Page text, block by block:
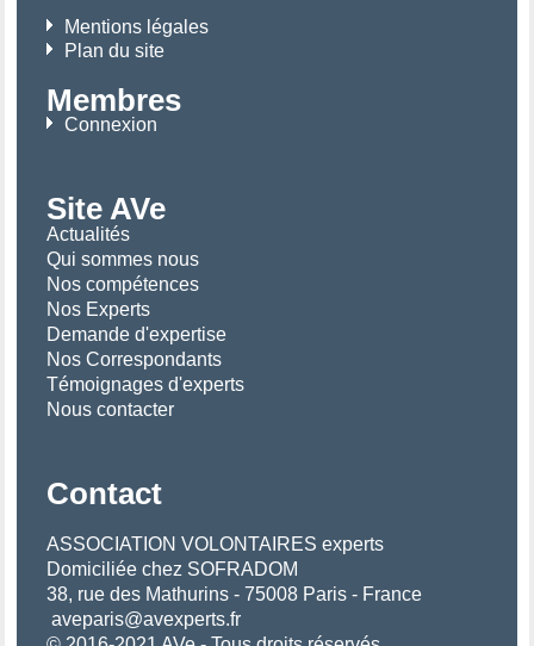
Mentions légales
Plan du site
Membres
Connexion
Site AVe
Actualités
Qui sommes nous
Nos compétences
Nos Experts
Demande d'expertise
Nos Correspondants
Témoignages d'experts
Nous contacter
Contact
ASSOCIATION VOLONTAIRES experts
Domiciliée chez SOFRADOM
38, rue des Mathurins - 75008 Paris - France
aveparis@avexperts.fr